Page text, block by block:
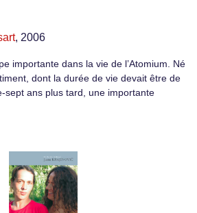
, 2006
importante dans la vie de l’Atomium. Né
dont la durée de vie devait être de
sept ans plus tard, une importante